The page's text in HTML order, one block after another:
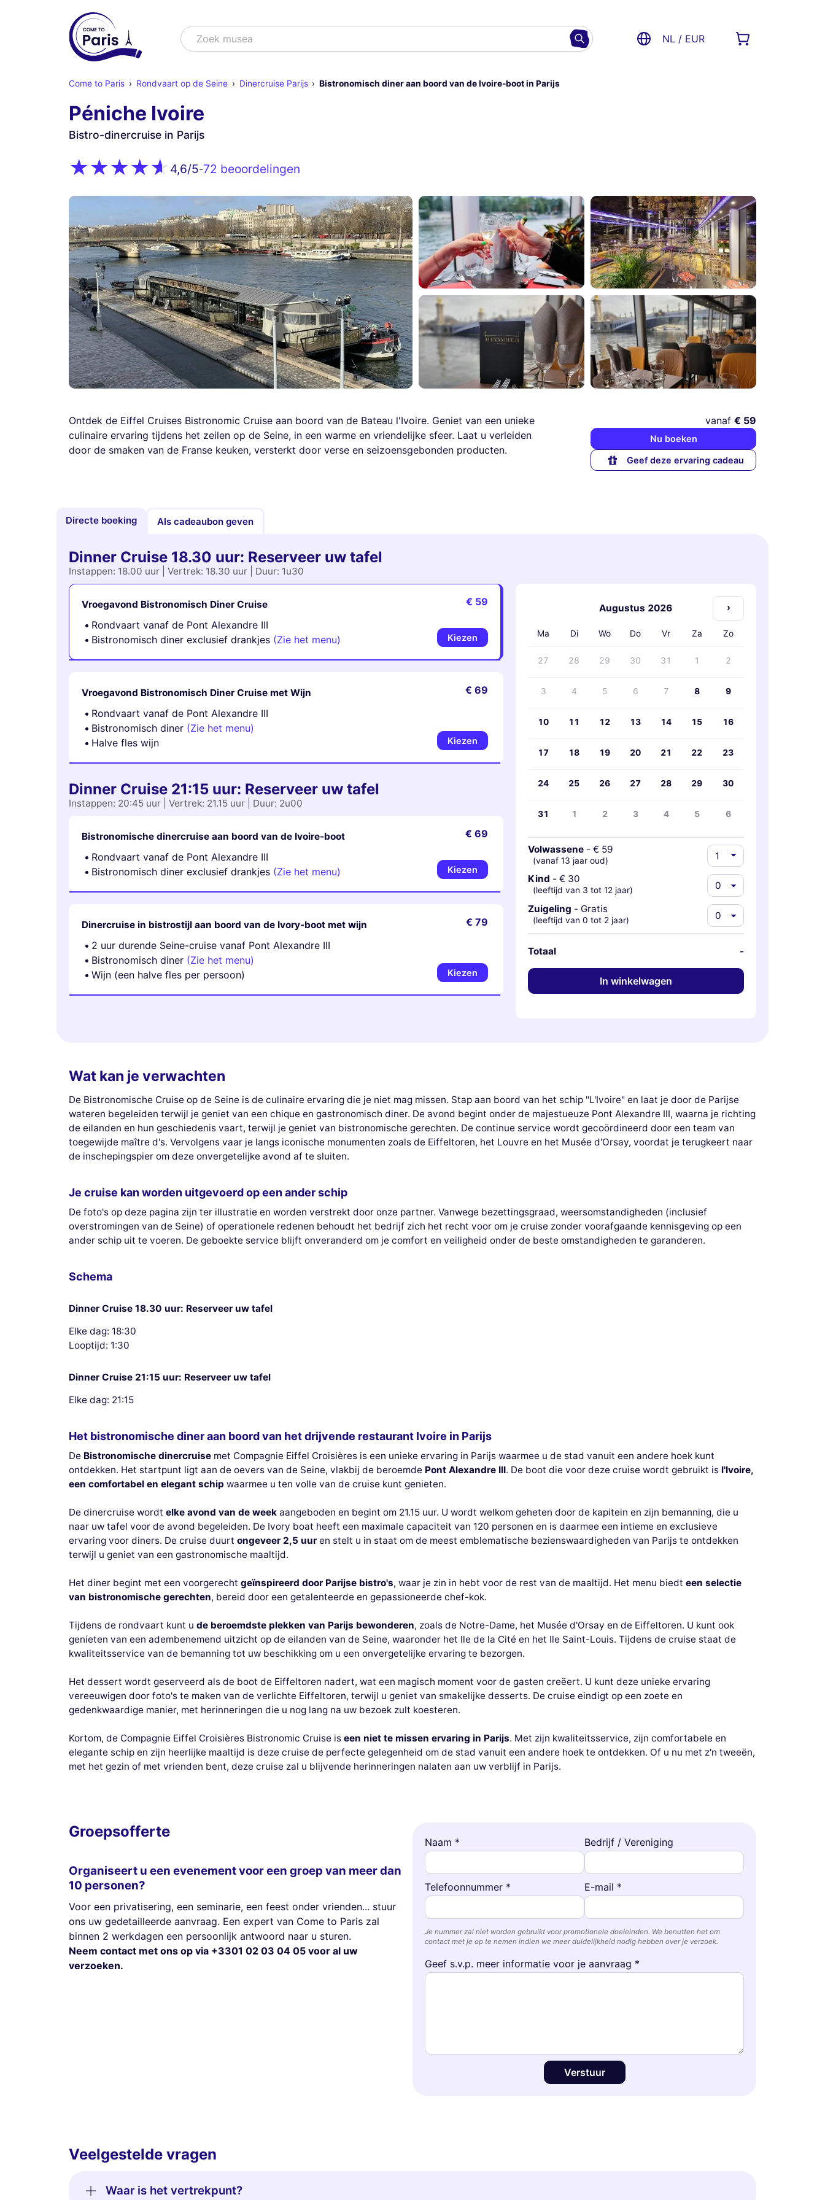
ZoekZoek mu NL / EUR
Come to Paris Rondvaart op de Seine Dinercruise Parijs Bistronomisch diner aan boord van de Ivoire-boot in Parijs
Péniche Ivoire
Bistro-dinercruise in Parijs
4,6/5-72 beoordelingen
Ontdek de Eiffel Cruises Bistronomic Cruise aan boord van de Bateau l'Ivoire. Geniet van een unieke
culinaire ervaring tijdens het zeilen op de Seine, in een warme en vriendelijke sfeer. Laat u verleiden
door de smaken van de Franse keuken, versterkt door verse en seizoensgebonden producten.
vanaf € 59
Nu boeken
Geef deze ervaring cadeau
Directe boeking Als cadeaubon geven
Dinner Cruise 18.30 uur: Reserveer uw tafel
Instappen: 18.00 uur | Vertrek: 18.30 uur | Duur: 1u30
Vroegavond Bistronomisch Diner Cruise
Rondvaart vanaf de Pont Alexandre III
Bistronomisch diner exclusief drankjes (Zie het menu)
€ 59
Kiezen
Vroegavond Bistronomisch Diner Cruise met Wijn
Rondvaart vanaf de Pont Alexandre III
Bistronomisch diner (Zie het menu)
Halve fles wijn
€ 69
Kiezen
Dinner Cruise 21:15 uur: Reserveer uw tafel
Instappen: 20:45 uur | Vertrek: 21.15 uur | Duur: 2u00
Bistronomische dinercruise aan boord van de Ivoire-boot
Rondvaart vanaf de Pont Alexandre III
Bistronomisch diner exclusief drankjes (Zie het menu)
€ 69
Kiezen
Dinercruise in bistrostijl aan boord van de Ivory-boot met wijn
2 uur durende Seine-cruise vanaf Pont Alexandre III
Bistronomisch diner (Zie het menu)
Wijn (een halve fles per persoon)
€ 79
Kiezen
Augustus 2026 ›
Ma Di Wo Do Vr Za Zo
27 28 29 30 31 1 2
3 4 5 6 7 8 9
10 11 12 13 14 15 16
17 18 19 20 21 22 23
24 25 26 27 28 29 30
31 1 2 3 4 5 6
Volwassene - € 59
(vanaf 13 jaar oud)
Kind - € 30
(leeftijd van 3 tot 12 jaar)
Zuigeling - Gratis
(leeftijd van 0 tot 2 jaar)
Totaal -
In winkelwagen
Wat kan je verwachten
De Bistronomische Cruise op de Seine is de culinaire ervaring die je niet mag missen. Stap aan boord van het schip "L'Ivoire" en laat je door de Parijse
wateren begeleiden terwijl je geniet van een chique en gastronomisch diner. De avond begint onder de majestueuze Pont Alexandre III, waarna je richting
de eilanden en hun geschiedenis vaart, terwijl je geniet van bistronomische gerechten. De continue service wordt gecoördineerd door een team van
toegewijde maître d's. Vervolgens vaar je langs iconische monumenten zoals de Eiffeltoren, het Louvre en het Musée d'Orsay, voordat je terugkeert naar
de inschepingspier om deze onvergetelijke avond af te sluiten.
Je cruise kan worden uitgevoerd op een ander schip
De foto's op deze pagina zijn ter illustratie en worden verstrekt door onze partner. Vanwege bezettingsgraad, weersomstandigheden (inclusief
overstromingen van de Seine) of operationele redenen behoudt het bedrijf zich het recht voor om je cruise zonder voorafgaande kennisgeving op een
ander schip uit te voeren. De geboekte service blijft onveranderd om je comfort en veiligheid onder de beste omstandigheden te garanderen.
Schema
Dinner Cruise 18.30 uur: Reserveer uw tafel
Elke dag: 18:30
Looptijd: 1:30
Dinner Cruise 21:15 uur: Reserveer uw tafel
Elke dag: 21:15
Het bistronomische diner aan boord van het drijvende restaurant Ivoire in Parijs
De Bistronomische dinercruise met Compagnie Eiffel Croisières is een unieke ervaring in Parijs waarmee u de stad vanuit een andere hoek kunt
ontdekken. Het startpunt ligt aan de oevers van de Seine, vlakbij de beroemde Pont Alexandre III. De boot die voor deze cruise wordt gebruikt is l'Ivoire,
een comfortabel en elegant schip waarmee u ten volle van de cruise kunt genieten.
De dinercruise wordt elke avond van de week aangeboden en begint om 21.15 uur. U wordt welkom geheten door de kapitein en zijn bemanning, die u
naar uw tafel voor de avond begeleiden. De Ivory boat heeft een maximale capaciteit van 120 personen en is daarmee een intieme en exclusieve
ervaring voor diners. De cruise duurt ongeveer 2,5 uur en stelt u in staat om de meest emblematische bezienswaardigheden van Parijs te ontdekken
terwijl u geniet van een gastronomische maaltijd.
Het diner begint met een voorgerecht geïnspireerd door Parijse bistro's, waar je zin in hebt voor de rest van de maaltijd. Het menu biedt een selectie
van bistronomische gerechten, bereid door een getalenteerde en gepassioneerde chef-kok.
Tijdens de rondvaart kunt u de beroemdste plekken van Parijs bewonderen, zoals de Notre-Dame, het Musée d'Orsay en de Eiffeltoren. U kunt ook
genieten van een adembenemend uitzicht op de eilanden van de Seine, waaronder het Ile de la Cité en het Ile Saint-Louis. Tijdens de cruise staat de
kwaliteitsservice van de bemanning tot uw beschikking om u een onvergetelijke ervaring te bezorgen.
Het dessert wordt geserveerd als de boot de Eiffeltoren nadert, wat een magisch moment voor de gasten creëert. U kunt deze unieke ervaring
vereeuwigen door foto's te maken van de verlichte Eiffeltoren, terwijl u geniet van smakelijke desserts. De cruise eindigt op een zoete en
gedenkwaardige manier, met herinneringen die u nog lang na uw bezoek zult koesteren.
Kortom, de Compagnie Eiffel Croisières Bistronomic Cruise is een niet te missen ervaring in Parijs. Met zijn kwaliteitsservice, zijn comfortabele en
elegante schip en zijn heerlijke maaltijd is deze cruise de perfecte gelegenheid om de stad vanuit een andere hoek te ontdekken. Of u nu met z'n tweeën,
met het gezin of met vrienden bent, deze cruise zal u blijvende herinneringen nalaten aan uw verblijf in Parijs.
Groepsofferte
Organiseert u een evenement voor een groep van meer dan
10 personen?
Voor een privatisering, een seminarie, een feest onder vrienden... stuur
ons uw gedetailleerde aanvraag. Een expert van Come to Paris zal
binnen 2 werkdagen een persoonlijk antwoord naar u sturen.
Neem contact met ons op via +3301 02 03 04 05 voor al uw
verzoeken.
Naam * Bedrijf / Vereniging
Telefoonnummer * E-mail *
Je nummer zal niet worden gebruikt voor promotionele doeleinden. We benutten het om
contact met je op te nemen indien we meer duidelijkheid nodig hebben over je verzoek.
Geef s.v.p. meer informatie voor je aanvraag *
Verstuur
Veelgestelde vragen
Waar is het vertrekpunt?